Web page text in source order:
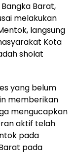
Barat,
melakukan
langsung
Kota
sholat
yang belum
memberikan
mengucapkan
aktif telah
pada
pada